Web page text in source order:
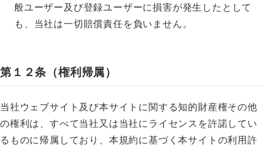
般ユーザー及び登録ユーザーに損害が発生したとして
も、当社は一切賠償責任を負いません。
第１２条（権利帰属）
当社ウェブサイト及び本サイトに関する知的財産権その他
の権利は、すべて当社又は当社にライセンスを許諾してい
るものに帰属しており、本規約に基づく本サイトの利用許